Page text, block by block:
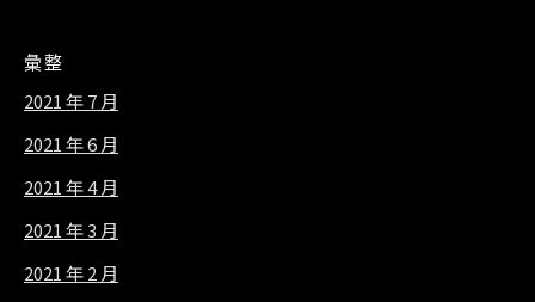
彙整
2021 年 7 月
2021 年 6 月
2021 年 4 月
2021 年 3 月
2021 年 2 月